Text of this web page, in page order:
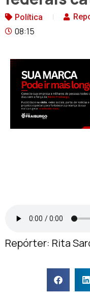
Política
08:15
Repórter: Rita